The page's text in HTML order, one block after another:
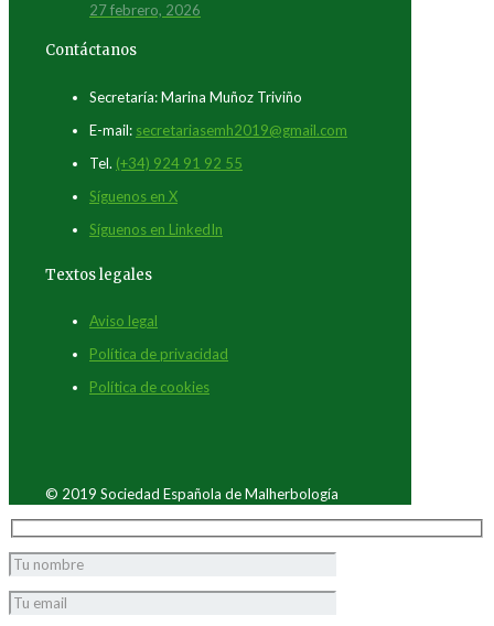
27 febrero, 2026
Contáctanos
Secretaría: Marina Muñoz Triviño
E-mail: secretariasemh2019@gmail.com
Tel. (+34) 924 91 92 55
Síguenos en X
Síguenos en LinkedIn
Textos legales
Aviso legal
Política de privacidad
Política de cookies
© 2019 Sociedad Española de Malherbología